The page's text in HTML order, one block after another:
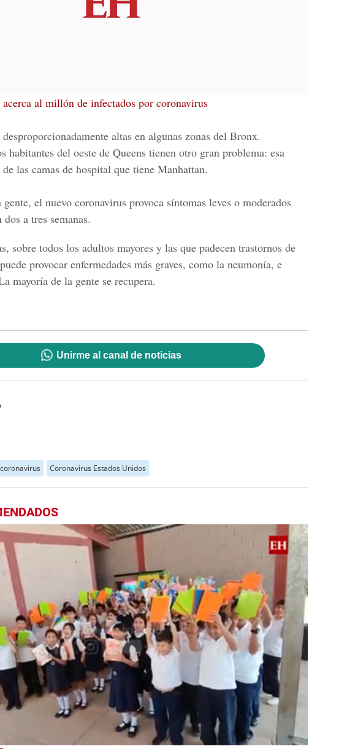
al millón de infectados por coronavirus
altas en algunas zonas del Bronx.
habitantes del oeste de Queens tienen otro gran problema: esa
las camas de hospital que tiene Manhattan.
el nuevo coronavirus provoca síntomas leves o moderados
a tres semanas.
sobre todos los adultos mayores y las que padecen trastornos de
provocar enfermedades más graves, como la neumonía, e
mayoría de la gente se recupera.
Unirme al canal de noticias
Coronavirus Estados Unidos